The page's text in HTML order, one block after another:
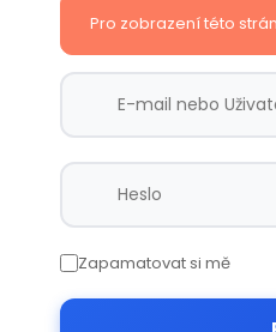
Pro zobrazení této
Zapamatovat si mě